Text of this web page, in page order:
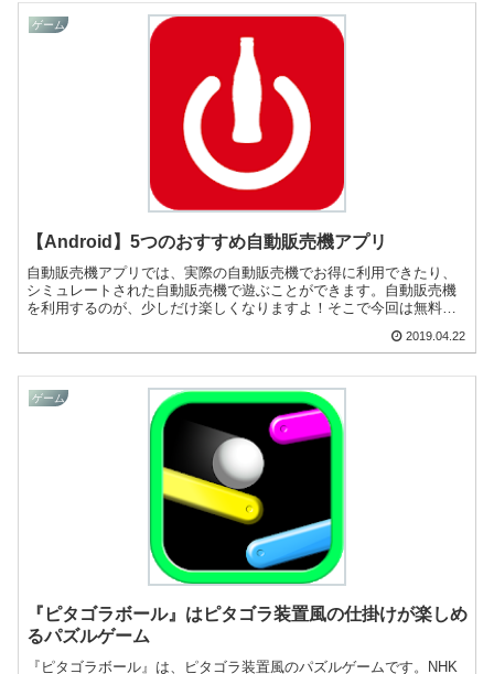
ゲーム
【Android】5つのおすすめ自動販売機アプリ
自動販売機アプリでは、実際の自動販売機でお得に利用できたり、
シミュレートされた自動販売機で遊ぶことができます。自動販売機
を利用するのが、少しだけ楽しくなりますよ！そこで今回は無料の
2019.04.22
ゲーム
『ピタゴラボール』はピタゴラ装置風の仕掛けが楽しめ
るパズルゲーム
『ピタゴラボール』は、ピタゴラ装置風のパズルゲームです。NHK